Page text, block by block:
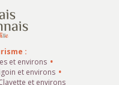
:
et environs
et environs
et environs